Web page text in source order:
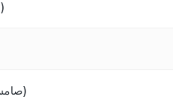
(قونيا / كاراطاي)
(صامسون / 19 مايس)